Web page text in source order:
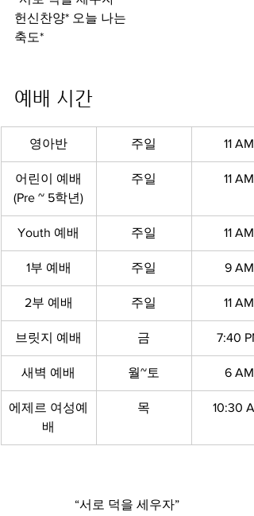
헌신찬양* 오늘 나는
축도*
예배 시간
영아반 주일 11 AM
어린이 예배
(Pre ~ 5학년)
주일 11 AM
Youth 예배 주일 11 AM
1부 예배 주일 9 AM
2부 예배 주일 11 AM
브릿지 예배 금 7:40 PM
새벽 예배 월~토 6 AM
에제르 여성예
배
목 10:30
“서로 덕을 세우자”